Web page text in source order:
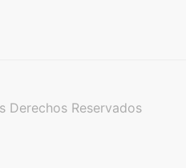
Derechos Reservados